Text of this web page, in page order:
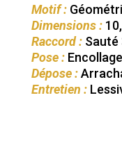
Motif :
Dimensions :
Raccord :Sauté
Pose :
Dépose :
Entretien :